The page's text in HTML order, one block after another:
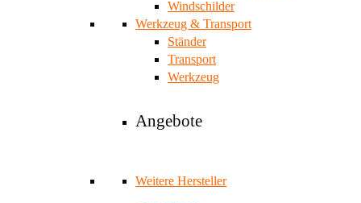
Windschilder
Werkzeug & Transport
Ständer
Transport
Werkzeug
Angebote
Weitere Hersteller